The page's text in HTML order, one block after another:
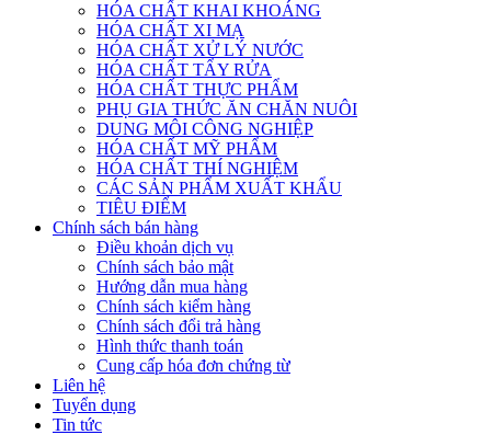
HÓA CHẤT KHAI KHOÁNG
HÓA CHẤT XI MẠ
HÓA CHẤT XỬ LÝ NƯỚC
HÓA CHẤT TẨY RỬA
HÓA CHẤT THỰC PHẨM
PHỤ GIA THỨC ĂN CHĂN NUÔI
DUNG MÔI CÔNG NGHIỆP
HÓA CHẤT MỸ PHẨM
HÓA CHẤT THÍ NGHIỆM
CÁC SẢN PHẨM XUẤT KHẨU
TIÊU ĐIỂM
Chính sách bán hàng
Điều khoản dịch vụ
Chính sách bảo mật
Hướng dẫn mua hàng
Chính sách kiểm hàng
Chính sách đổi trả hàng
Hình thức thanh toán
Cung cấp hóa đơn chứng từ
Liên hệ
Tuyển dụng
Tin tức